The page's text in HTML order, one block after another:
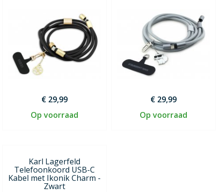
€ 29,99
Op voorraad
€ 29,99
Op voorraad
Karl Lagerfeld
Telefoonkoord USB-C
Kabel met Ikonik Charm -
Zwart